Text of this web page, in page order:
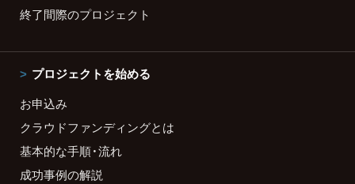
終了間際のプロジェクト
プロジェクトを始める
お申込み
クラウドファンディングとは
基本的な手順・流れ
成功事例の解説